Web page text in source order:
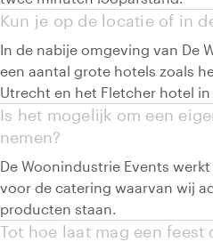
Kun je op de locatie of in
In de nabije omgeving van De
een aantal grote hotels zoals
Utrecht en het Fletcher hotel
Is het mogelijk om een
nemen?
De Woonindustrie Events
voor de catering waarvan wij
producten staan.
Tot hoe laat mag een feest